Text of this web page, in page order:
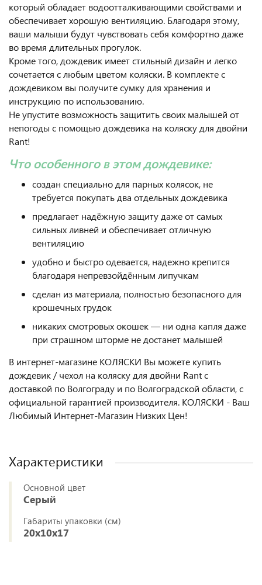
который обладает водоотталкивающими свойствами и
обеспечивает хорошую вентиляцию. Благодаря этому,
ваши малыши будут чувствовать себя комфортно даже
во время длительных прогулок.
Кроме того, дождевик имеет стильный дизайн и легко
сочетается с любым цветом коляски. В комплекте с
дождевиком вы получите сумку для хранения и
инструкцию по использованию.
Не упустите возможность защитить своих малышей от
непогоды с помощью дождевика на коляску для двойни
Rant!
Что особенного в этом дождевике:
создан специально для парных колясок, не
требуется покупать два отдельных дождевика
предлагает надёжную защиту даже от самых
сильных ливней и обеспечивает отличную
вентиляцию
удобно и быстро одевается, надежно крепится
благодаря непревзойдённым липучкам
сделан из материала, полностью безопасного для
крошечных грудок
никаких смотровых окошек — ни одна капля даже
при страшном шторме не достанет малышей
В интернет-магазине КОЛЯСКИ Вы можете купить
дождевик / чехол на коляску для двойни Rant с
доставкой по Волгограду и по Волгоградской области, с
официальной гарантией производителя. КОЛЯСКИ - Ваш
Любимый Интернет-Магазин Низких Цен!
Характеристики
Основной цвет
Серый
Габариты упаковки (см)
20x10x17